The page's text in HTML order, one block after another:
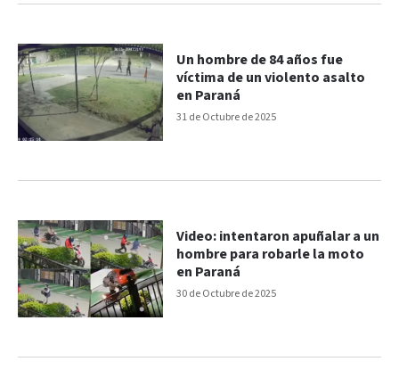
31 de Octubre de 2025
Un hombre de 84 años fue
víctima de un violento asalto
en Paraná
30 de Octubre de 2025
Video: intentaron apuñalar a un
hombre para robarle la moto
en Paraná